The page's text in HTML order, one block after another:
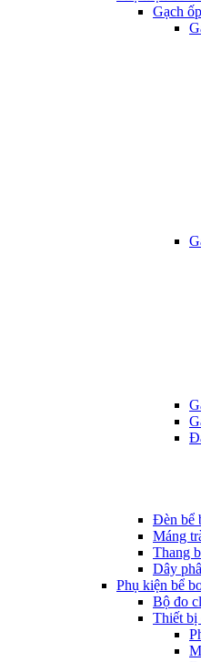
Gạch
Đèn bể
Máng
Thang
Dây
Phụ kiện bể
Bộ đo
Thiết bị